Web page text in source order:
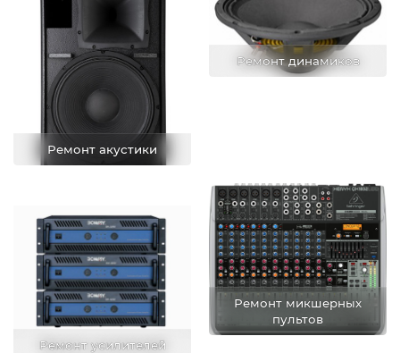
Ремонт акустики
Ремонт динамиков
Ремонт усилителей
Ремонт микшерных
пультов